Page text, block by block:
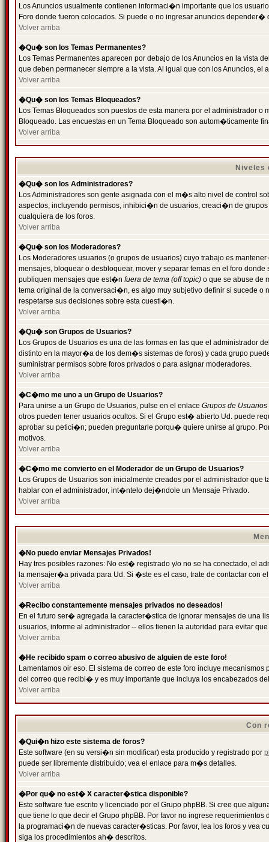
Los Anuncios usualmente contienen informaci�n importante que los
Foro donde fueron colocados. Si puede o no ingresar anuncios
Volver arriba
�Qu� son los Temas Permanentes?
Los Temas Permanentes aparecen por debajo de los Anuncios en la
que deben permanecer siempre a la vista. Al igual que con los Anuncios,
Volver arriba
�Qu� son los Temas Bloqueados?
Los Temas Bloqueados son puestos de esta manera por el administrador
Bloqueado. Las encuestas en un Tema Bloqueado son autom�ticamente
Volver arriba
Niveles
�Qu� son los Administradores?
Los Administradores son gente asignada con el m�s alto nivel de control
aspectos, incluyendo permisos, inhibici�n de usuarios, creaci�n de
cualquiera de los foros.
Volver arriba
�Qu� son los Moderadores?
Los Moderadores usuarios (o grupos de usuarios) cuyo trabajo es
mensajes, bloquear o desbloquear, mover y separar temas en el foro
publiquen mensajes que est�n fuera de tema (off topic) o que se abuse de
tema original de la conversaci�n, es algo muy subjetivo definir si sucede
respetarse sus decisiones sobre esta cuesti�n.
Volver arriba
�Qu� son Grupos de Usuarios?
Los Grupos de Usuarios es una de las formas en las que el administrador
distinto en la mayor�a de los dem�s sistemas de foros) y cada grupo
suministrar permisos sobre foros privados o para asignar moderadores.
Volver arriba
�C�mo me uno a un Grupo de Usuarios?
Para unirse a un Grupo de Usuarios, pulse en el enlace Grupos de Usuarios
otros pueden tener usuarios ocultos. Si el Grupo est� abierto Ud. puede
aprobar su petici�n; pueden preguntarle porqu� quiere unirse al grupo.
motivos.
Volver arriba
�C�mo me convierto en el Moderador de un Grupo de Usuarios?
Los Grupos de Usuarios son inicialmente creados por el administrador
hablar con el administrador, int�ntelo dej�ndole un Mensaje Privado.
Volver arriba
�No puedo enviar Mensajes Privados!
Hay tres posibles razones: No est� registrado y/o no se ha conectado, el
la mensajer�a privada para Ud. Si �ste es el caso, trate de contactar con
Volver arriba
�Recibo constantemente mensajes privados no deseados!
En el futuro ser� agregada la caracter�stica de ignorar mensajes de una
usuarios, informe al administrador -- ellos tienen la autoridad para evitar
Volver arriba
�He recibido spam o correo abusivo de alguien de este foro!
Lamentamos oir eso. El sistema de correo de este foro incluye
del correo que recibi� y es muy importante que incluya los encabezados
Volver arriba
Con
�Qui�n hizo este sistema de foros?
Este software (en su versi�n sin modificar) esta producido y registrado por
puede ser libremente distribuido; vea el enlace para m�s detalles.
Volver arriba
�Por qu� no est� X caracter�stica disponible?
Este software fue escrito y licenciado por el Grupo phpBB. Si cree que
que tiene lo que decir el Grupo phpBB. Por favor no ingrese
la programaci�n de nuevas caracter�sticas. Por favor, lea los foros y vea
siga los procedimientos ah� descritos.